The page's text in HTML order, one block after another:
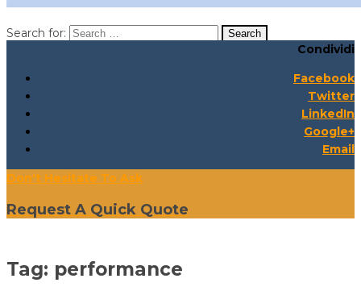
Search for:
Condividi
Facebook
Twitter
LinkedIn
Google+
Email
Don't Hesitate To Ask
Request A Quick Quote
Tag: performance